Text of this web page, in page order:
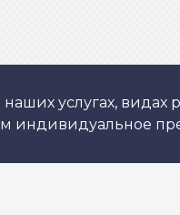
услугах, видах
индивидуальное